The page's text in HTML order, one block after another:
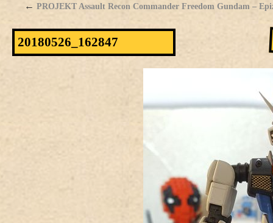
← PROJEKT Assault Recon Commander Freedom Gundam –
20180526_162847